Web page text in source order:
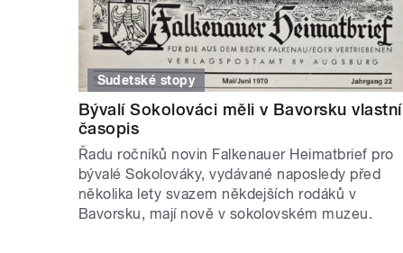
Sudetské stopy
Bývalí Sokolováci měli v Bavorsku vlastní
časopis
Řadu ročníků novin Falkenauer Heimatbrief pro
bývalé Sokolováky, vydávané naposledy před
několika lety svazem někdejších rodáků v
Bavorsku, mají nově v sokolovském muzeu.